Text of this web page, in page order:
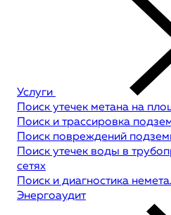
Услуги
Поиск утечек метана на
Поиск и трассировка
Поиск повреждений
Поиск утечек воды в
сетях
Поиск и диагностика
Энергоаудит